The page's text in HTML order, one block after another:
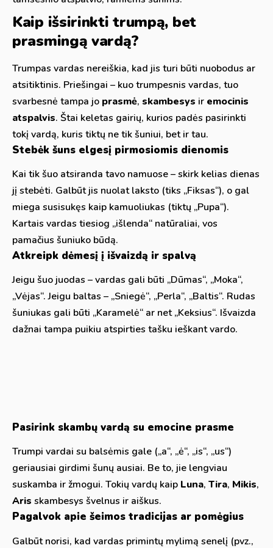
Kaip išsirinkti trumpą, bet
prasmingą vardą?
Trumpas vardas nereiškia, kad jis turi būti nuobodus ar
atsitiktinis. Priešingai – kuo trumpesnis vardas, tuo
svarbesnė tampa jo prasmė, skambesys ir emocinis
atspalvis. Štai keletas gairių, kurios padės pasirinkti
tokį vardą, kuris tiktų ne tik šuniui, bet ir tau.
Stebėk šuns elgesį pirmosiomis dienomis
Kai tik šuo atsiranda tavo namuose – skirk kelias dienas
jį stebėti. Galbūt jis nuolat laksto (tiks „Fiksas“), o gal
miega susisukęs kaip kamuoliukas (tiktų „Pupa“).
Kartais vardas tiesiog „išlenda“ natūraliai, vos
pamačius šuniuko būdą.
Atkreipk dėmesį į išvaizdą ir spalvą
Jeigu šuo juodas – vardas gali būti „Dūmas“, „Moka“,
„Vėjas“. Jeigu baltas – „Sniegė“, „Perla“, „Baltis“. Rudas
šuniukas gali būti „Karamelė“ ar net „Keksius“. Išvaizda
dažnai tampa puikiu atspirties tašku ieškant vardo.
Pasirink skambų vardą su emocine prasme
Trumpi vardai su balsėmis gale („a“, „ė“, „is“, „us“)
geriausiai girdimi šunų ausiai. Be to, jie lengviau
suskamba ir žmogui. Tokių vardų kaip Luna, Tira, Mikis,
Aris skambesys švelnus ir aiškus.
Pagalvok apie šeimos tradicijas ar pomėgius
Galbūt norisi, kad vardas primintų mylimą senelį (pvz.,